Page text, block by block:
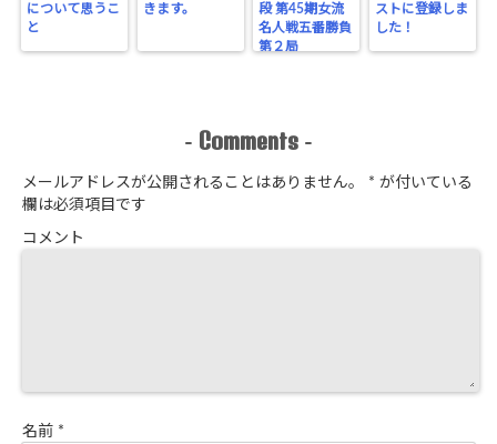
について思うこ
と
きます。
段 第45期女流
名人戦五番勝負
第２局
ストに登録しま
した！
- Comments -
メールアドレスが公開されることはありません。 * が付いている
欄は必須項目です
コメント
名前 *